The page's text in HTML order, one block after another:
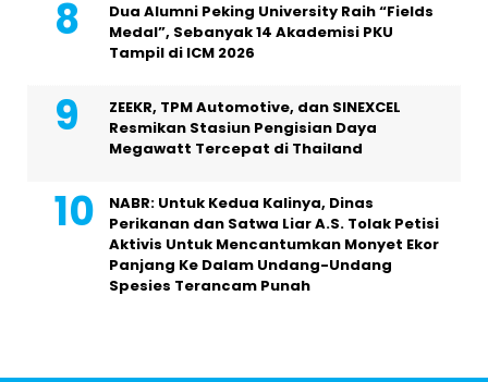
Dua Alumni Peking University Raih “Fields
Medal”, Sebanyak 14 Akademisi PKU
Tampil di ICM 2026
ZEEKR, TPM Automotive, dan SINEXCEL
Resmikan Stasiun Pengisian Daya
Megawatt Tercepat di Thailand
NABR: Untuk Kedua Kalinya, Dinas
Perikanan dan Satwa Liar A.S. Tolak Petisi
Aktivis Untuk Mencantumkan Monyet Ekor
Panjang Ke Dalam Undang-Undang
Spesies Terancam Punah